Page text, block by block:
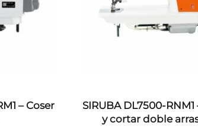
– Coser
SIRUBA DL7500-RNM1
y cortar doble